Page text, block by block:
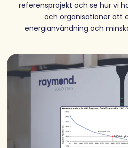
referensprojekt och se hur vi
och organisationer att
energianvändning och